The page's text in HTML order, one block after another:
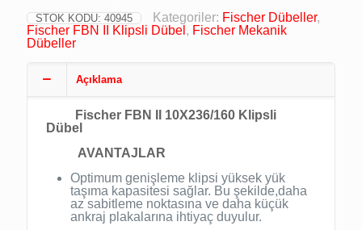
STOK KODU: 40945 Kategoriler: Fischer Dübeller,
Fischer FBN II Klipsli Dübel , Fischer Mekanik
Dübeller
Açıklama
Fischer FBN II 10X236/160 Klipsli
Dübel
AVANTAJLAR
Optimum genişleme klipsi yüksek yük
taşıma kapasitesi sağlar. Bu şekilde,daha
az sabitleme noktasına ve daha küçük
ankraj plakalarına ihtiyaç duyulur.